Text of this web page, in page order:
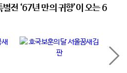
전 ‘67년 만의 귀향’이 오는 6